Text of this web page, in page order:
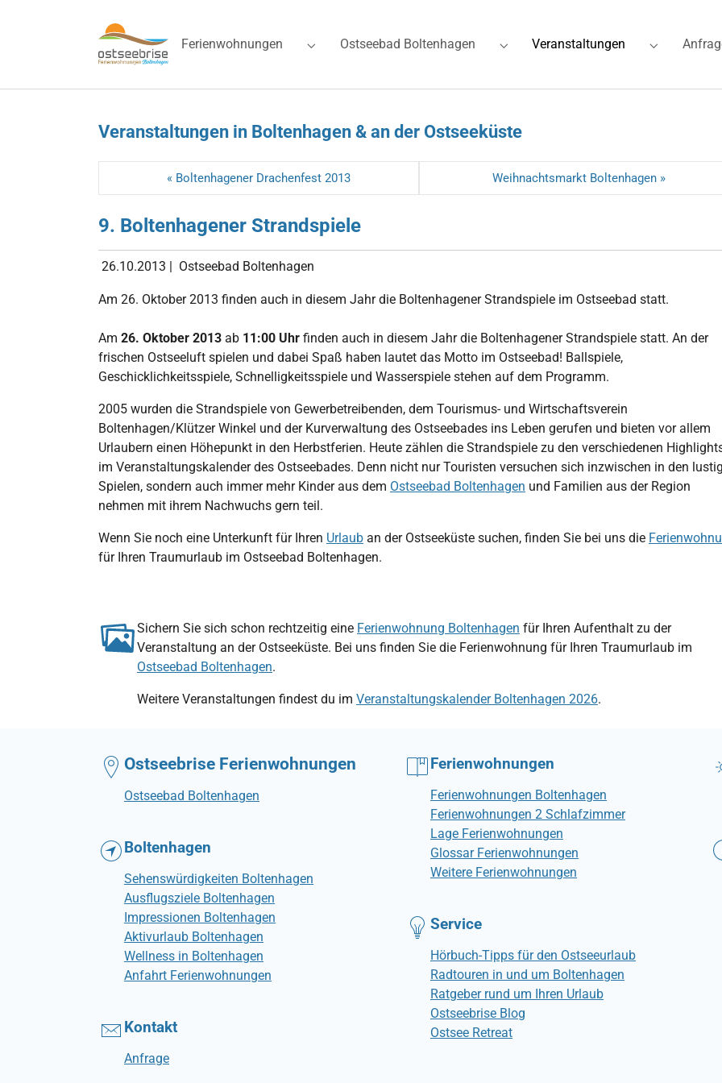
Ferienwohnungen
Submenu for "Ferienwohnungen"
Ostseebad Boltenhagen
Submenu for "Ostseebad Boltenhagen"
Veranstaltungen (current)
Submenu
Veranstaltungen in Boltenhagen & an der Ostseeküste
« Boltenhagener Drachenfest 2013 Weihnachtsmarkt Boltenhagen »
9. Boltenhagener Strandspiele
26.10.2013 | Ostseebad Boltenhagen
Am 26. Oktober 2013 finden auch in diesem Jahr die Boltenhagener Strandspiele im Ostseebad statt.
Am 26. Oktober 2013 ab 11:00 Uhr finden auch in diesem Jahr die Boltenhagener Strandspiele statt. An der
frischen Ostseeluft spielen und dabei Spaß haben lautet das Motto im Ostseebad! Ballspiele,
Geschicklichkeitsspiele, Schnelligkeitsspiele und Wasserspiele stehen auf dem Programm.
2005 wurden die Strandspiele von Gewerbetreibenden, dem Tourismus- und Wirtschaftsverein
Boltenhagen/Klützer Winkel und der Kurverwaltung des Ostseebades ins Leben gerufen und bieten vor allem
Urlaubern einen Höhepunkt in den Herbstferien. Heute zählen die Strandspiele zu den verschiedenen
im Veranstaltungskalender des Ostseebades. Denn nicht nur Touristen versuchen sich inzwischen in den
Spielen, sondern auch immer mehr Kinder aus dem Ostseebad Boltenhagen und Familien aus der Region
nehmen mit ihrem Nachwuchs gern teil.
Wenn Sie noch eine Unterkunft für Ihren Urlaub an der Ostseeküste suchen, finden Sie bei uns die
für Ihren Traumurlaub im Ostseebad Boltenhagen.
Sichern Sie sich schon rechtzeitig eine Ferienwohnung Boltenhagen für Ihren Aufenthalt zu der
Veranstaltung an der Ostseeküste. Bei uns finden Sie die Ferienwohnung für Ihren Traumurlaub im
Ostseebad Boltenhagen.
Weitere Veranstaltungen findest du im Veranstaltungskalender Boltenhagen 2026.
Ostseebrise Ferienwohnungen
Ostseebad Boltenhagen
Boltenhagen
Sehenswürdigkeiten Boltenhagen
Ausflugsziele Boltenhagen
Impressionen Boltenhagen
Aktivurlaub Boltenhagen
Wellness in Boltenhagen
Anfahrt Ferienwohnungen
Kontakt
Anfrage
Ferienwohnungen
Ferienwohnungen Boltenhagen
Ferienwohnungen 2 Schlafzimmer
Lage Ferienwohnungen
Glossar Ferienwohnungen
Weitere Ferienwohnungen
Service
Hörbuch-Tipps für den Ostseeurlaub
Radtouren in und um Boltenhagen
Ratgeber rund um Ihren Urlaub
Ostseebrise Blog
Ostsee Retreat